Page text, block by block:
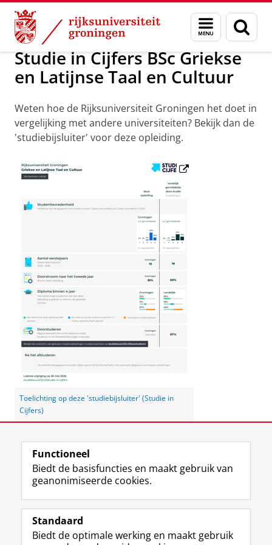
Skip
Content
Skip
Navigation
Menu
en
zoeken
Griekse en Latijnse Taal en Cultuur
Studie in Cijfers BSc Griekse
en Latijnse Taal en Cultuur
Weten hoe de Rijksuniversiteit Groningen het doet in
vergelijking met andere universiteiten? Bekijk dan de
'studiebijsluiter' voor deze opleiding.
Toelichting op deze 'studiebijsluiter' (Studie in
Cijfers)
Laatst gewijzigd: 03 juni 2026 12:29
Volg de RUG
F
a
e
L
i
k
R
S
-
I
n
t
Y
o
T
Studiekiezers
Functioneel
Biedt de basisfuncties en maakt gebruik van
geanonimiseerde cookies.
Standaard
Biedt de optimale werking en maakt gebruik